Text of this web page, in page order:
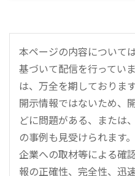
本ページの内容について
基づいて配信を行ってい
は、万全を期しておりま
開示情報ではないため、
どに問題がある、または
の事例も見受けられます
企業への取材等による確
報の正確性、完全性、迅